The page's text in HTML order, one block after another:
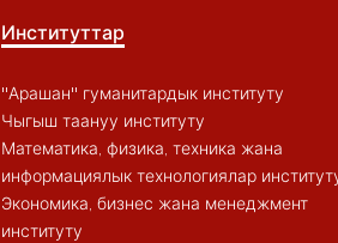
Институттар
"Арашан" гуманитардык институту
Чыгыш таануу институту
Математика, физика, техника жана
информациялык технологиялар
Экономика, бизнес жана менеджмент
институту